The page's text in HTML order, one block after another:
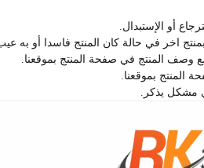
أو الإستبدال.
اخر في حالة كان المنتج فاسدا أو به
وصف المنتج في صفحة المنتج بموقعنا.
المنتج بموقعنا.